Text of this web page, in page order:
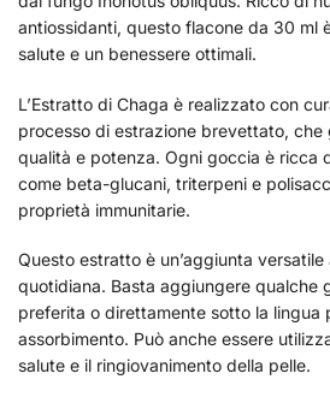
antiossidanti, questo flacone da 30 ml
salute e un benessere ottimali.
L’Estratto di Chaga è realizzato con
processo di estrazione brevettato, che
qualità e potenza. Ogni goccia è ricca
come beta-glucani, triterpeni e
proprietà immunitarie.
Questo estratto è un’aggiunta versatile
quotidiana. Basta aggiungere qualche
preferita o direttamente sotto la lingua
assorbimento. Può anche essere
salute e il ringiovanimento della pelle.